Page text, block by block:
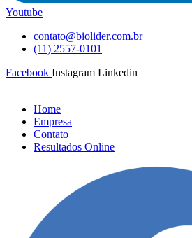
Youtube
contato@biolider.com.br
(11) 2557-0101
Facebook Instagram Linkedin
Home
Empresa
Contato
Resultados Online